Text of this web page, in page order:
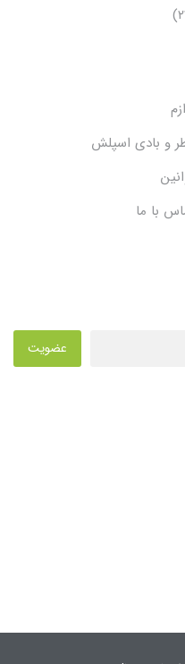
و بادی اسپلش
با ما
عضویت